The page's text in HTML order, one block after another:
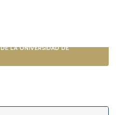
la Universidad de